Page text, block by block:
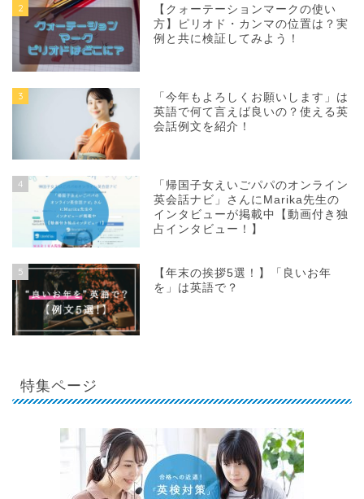
2
【クォーテーションマークの使い
方】ピリオド・カンマの位置は？実
例と共に検証してみよう！
3
「今年もよろしくお願いします」は
英語で何て言えば良いの？使える英
会話例文を紹介！
4
「帰国子女えいごパパのオンライン
英会話ナビ」さんにMarika先生の
インタビューが掲載中【動画付き独
占インタビュー！】
5
【年末の挨拶5選！】「良いお年
を」は英語で？
特集ページ